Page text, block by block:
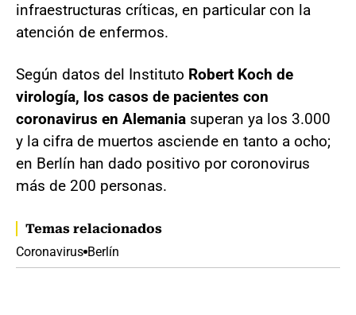
infraestructuras críticas, en particular con la
atención de enfermos.
Según datos del Instituto Robert Koch de
virología, los casos de pacientes con
coronavirus en Alemania superan ya los 3.000
y la cifra de muertos asciende en tanto a ocho;
en Berlín han dado positivo por coronovirus
más de 200 personas.
Temas relacionados
Coronavirus Berlín